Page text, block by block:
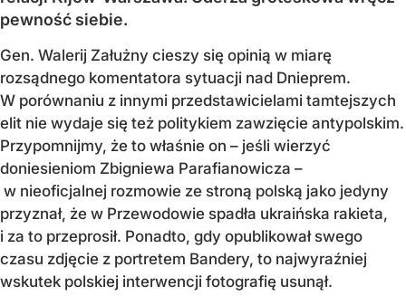
pewność siebie.
Gen. Walerij Załużny cieszy się opinią w miarę
rozsądnego komentatora sytuacji nad Dnieprem.
W porównaniu z innymi przedstawicielami tamtejszych
elit nie wydaje się też politykiem zawzięcie antypolskim.
Przypomnijmy, że to właśnie on – jeśli wierzyć
doniesieniom Zbigniewa Parafianowicza –
w nieoficjalnej rozmowie ze stroną polską jako jedyny
przyznał, że w Przewodowie spadła ukraińska rakieta,
i za to przeprosił. Ponadto, gdy opublikował swego
czasu zdjęcie z portretem Bandery, to najwyraźniej
wskutek polskiej interwencji fotografię usunął.